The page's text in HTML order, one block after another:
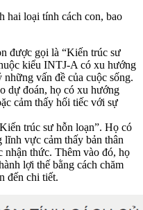
hai loại tính cách con, bao
được gọi là “Kiến trúc sư
kiểu INTJ-A có xu hướng
vấn đề của cuộc sống.
dự đoán, họ có xu hướng
cảm thấy hối tiếc với sự
trúc sư hỗn loạn”. Họ có
vực cảm thấy bản thân
nhận thức. Thêm vào đó, họ
lợi thế bằng cách chăm
đến chi tiết.